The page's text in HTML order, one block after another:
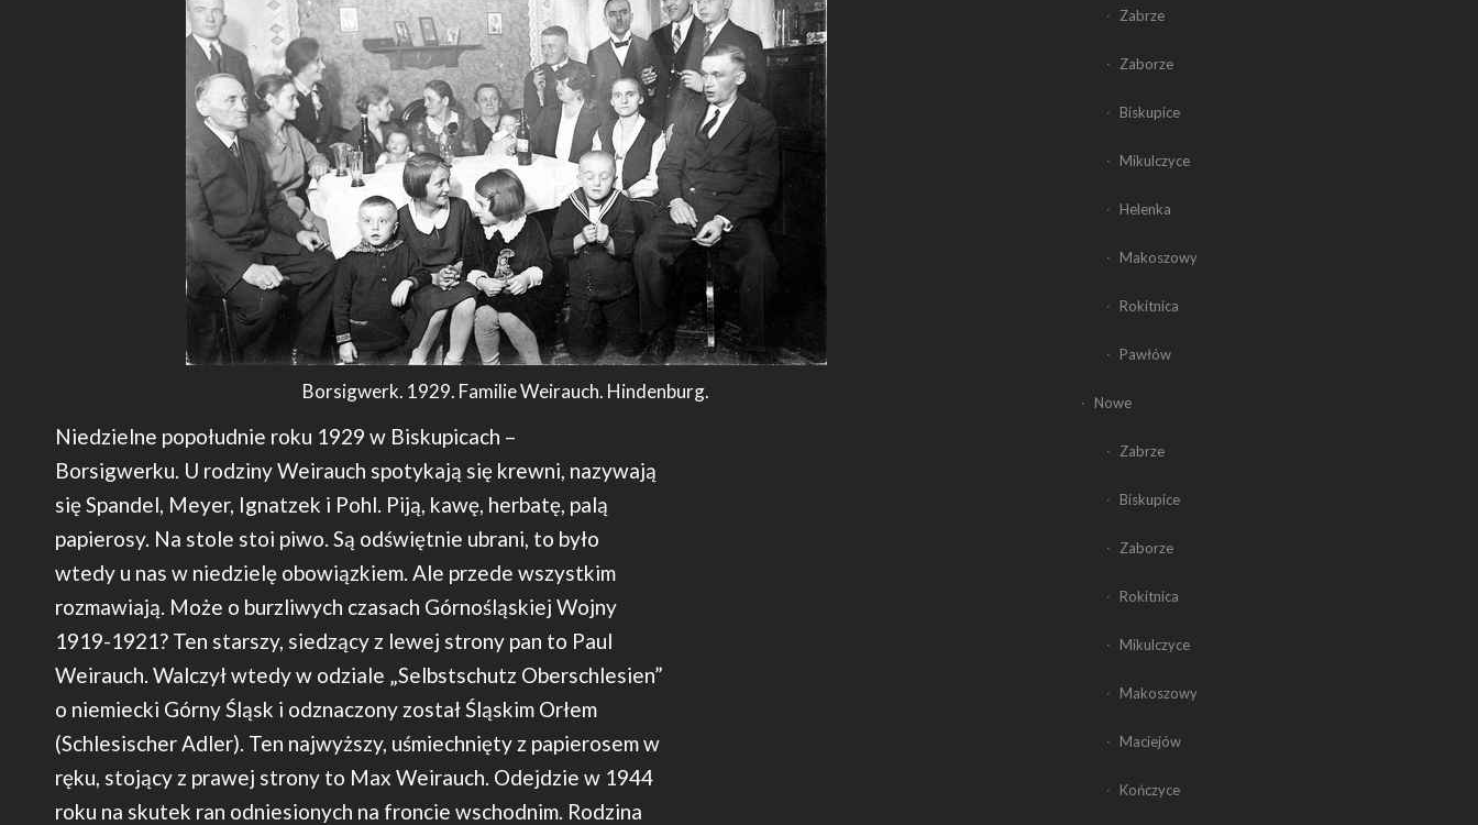
Borsigwerk. 1929. Familie Weirauch. Hindenburg.
Niedzielne popołudnie roku 1929 w Biskupicach –
Borsigwerku. U rodziny Weirauch spotykają się krewni, nazywają
się Spandel, Meyer, Ignatzek i Pohl. Piją, kawę, herbatę, palą
papierosy. Na stole stoi piwo. Są odświętnie ubrani, to było
wtedy u nas w niedzielę obowiązkiem. Ale przede wszystkim
rozmawiają. Może o burzliwych czasach Górnośląskiej Wojny
1919-1921? Ten starszy, siedzący z lewej strony pan to Paul
Weirauch. Walczył wtedy w odziale „Selbstschutz Oberschlesien”
o niemiecki Górny Śląsk i odznaczony został Śląskim Orłem
(Schlesischer Adler). Ten najwyższy, uśmiechnięty z papierosem w
ręku, stojący z prawej strony to Max Weirauch. Odejdzie w 1944
roku na skutek ran odniesionych na froncie wschodnim. Rodzina
Zabrze
Zaborze
Biskupice
Mikulczyce
Helenka
Makoszowy
Rokitnica
Pawłów
Nowe
Zabrze
Biskupice
Zaborze
Rokitnica
Mikulczyce
Makoszowy
Maciejów
Kończyce